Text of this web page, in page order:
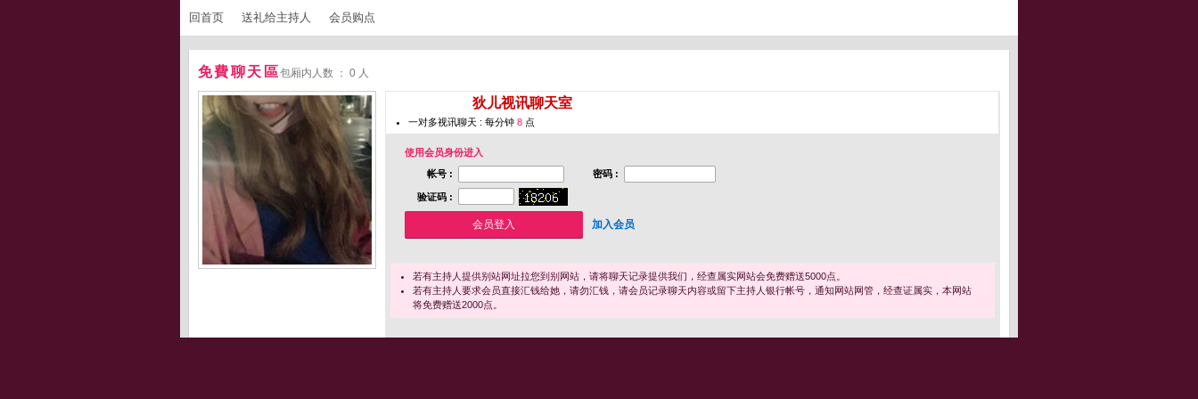
回首页 送礼给主持人 会员购点
免費聊天區包厢内人数 ： 0 人
狄儿视讯聊天室
一对多视讯聊天 : 每分钟 8 点
使用会员身份进入
帐号 :
密码 :
验证码 :
加入会员
若有主持人提供别站网址拉您到别网站，请将聊天记录提供我们，经查属实网站会免费赠送5000点。
若有主持人要求会员直接汇钱给她，请勿汇钱，请会员记录聊天内容或留下主持人银行帐号，通知网站网管，经查证属实，本网站
将免费赠送2000点。